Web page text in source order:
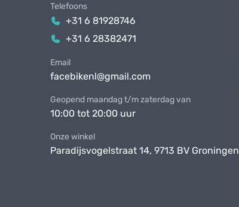
Telefoons
+31 6 81928746
+31 6 28382471
Email
facebikenl@gmail.com
Geopend maandag t/m zaterdag van
10:00 tot 20:00 uur
Onze winkel
Paradijsvogelstraat 14, 9713 BV Groningen